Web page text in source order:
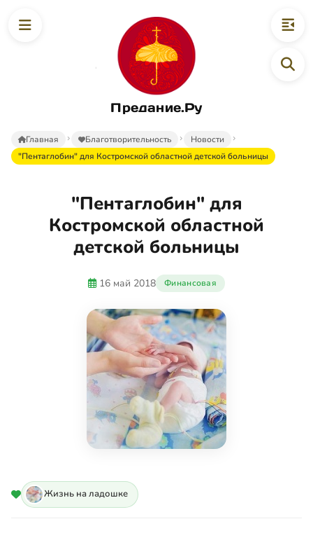
Предание.Ру
Главная Благотворительность
Новости
"Пентаглобин" для Костромской областной детской больницы
"Пентаглобин" для
Костромской областной
детской больницы
16 май 2018 Финансовая
Жизнь на ладошке